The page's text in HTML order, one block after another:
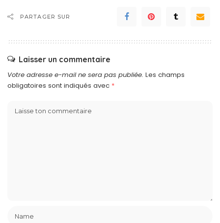
PARTAGER SUR
Laisser un commentaire
Votre adresse e-mail ne sera pas publiée. Les champs
obligatoires sont indiqués avec *